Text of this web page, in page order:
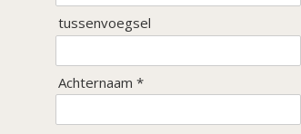
tussenvoegsel
Achternaam *